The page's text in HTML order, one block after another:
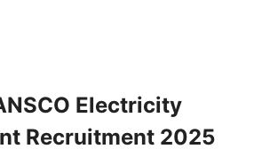
Electricity
Recruitment 2025